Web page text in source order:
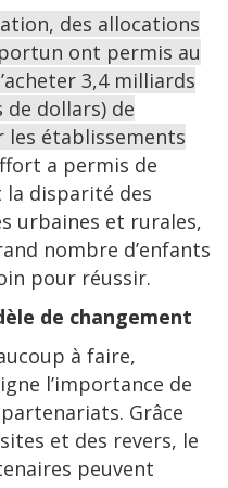
des allocations
ont permis au
3,4 milliards
de dollars) de
établissements
a permis de
disparité des
urbaines et rurales,
nombre d’enfants
pour réussir.
de changement
à faire,
l’importance de
Grâce
et des revers, le
peuvent